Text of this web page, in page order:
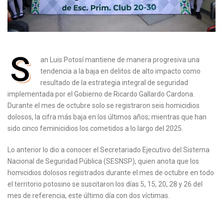
S
an Luis Potosí mantiene de manera progresiva una
tendencia a la baja en delitos de alto impacto como
resultado de la estrategia integral de seguridad
implementada por el Gobierno de Ricardo Gallardo Cardona.
Durante el mes de octubre solo se registraron seis homicidios
dolosos, la cifra más baja en los últimos años; mientras que han
sido cinco feminicidios los cometidos a lo largo del 2025.
Lo anterior lo dio a conocer el Secretariado Ejecutivo del Sistema
Nacional de Seguridad Pública (SESNSP), quien anota que los
homicidios dolosos registrados durante el mes de octubre en todo
el territorio potosino se suscitaron los días 5, 15, 20, 28 y 26 del
mes de referencia, este último día con dos víctimas.